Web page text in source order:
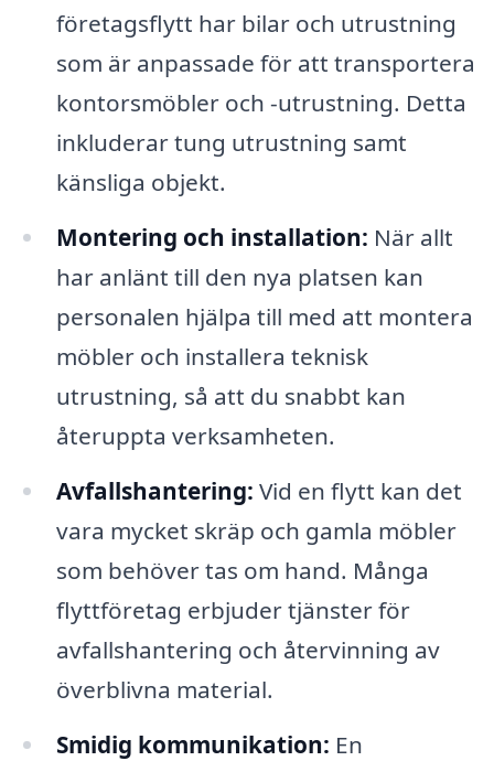
företagsflytt har bilar och utrustning
som är anpassade för att transportera
kontorsmöbler och -utrustning. Detta
inkluderar tung utrustning samt
känsliga objekt.
Montering och installation: När allt
har anlänt till den nya platsen kan
personalen hjälpa till med att montera
möbler och installera teknisk
utrustning, så att du snabbt kan
återuppta verksamheten.
Avfallshantering: Vid en flytt kan det
vara mycket skräp och gamla möbler
som behöver tas om hand. Många
flyttföretag erbjuder tjänster för
avfallshantering och återvinning av
överblivna material.
Smidig kommunikation: En